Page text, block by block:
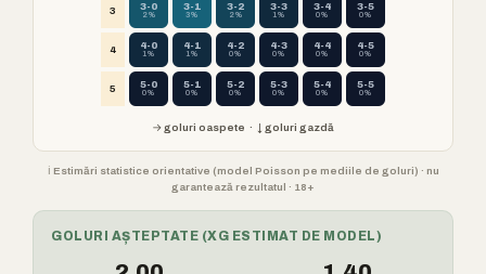
3 3-0
2%
3-1
3%
3-2
2%
3-3
1%
3-4
0%
3-5
0%
4 4-0
1%
4-1
1%
4-2
0%
4-3
0%
4-4
0%
4-5
0%
5 5-0
0%
5-1
0%
5-2
0%
5-3
0%
5-4
0%
5-5
0%
→ goluri oaspete · ↓ goluri gazdă
ℹ️ Estimări statistice orientative (model Poisson pe mediile de goluri) · nu
garantează rezultatul · 18+
GOLURI AȘTEPTATE (XG ESTIMAT DE MODEL)